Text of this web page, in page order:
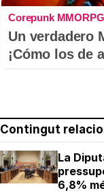
Corepunk MMORPG
Un verdadero
¡Cómo los de
Contingut
La
6,8%